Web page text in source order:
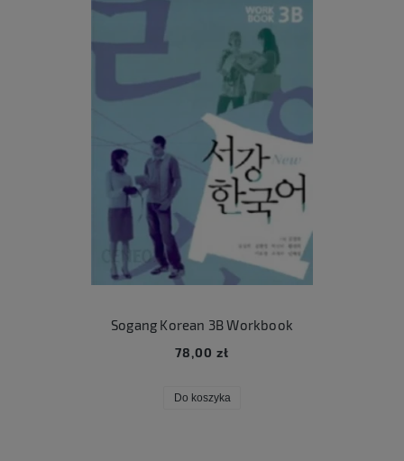
Sogang Korean 3B Workbook
78,00 zł
Do koszyka